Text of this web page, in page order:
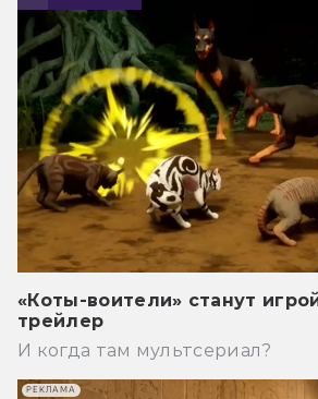
«Коты-воители» станут
трейлер
И когда там мультсериал?
РЕКЛАМА